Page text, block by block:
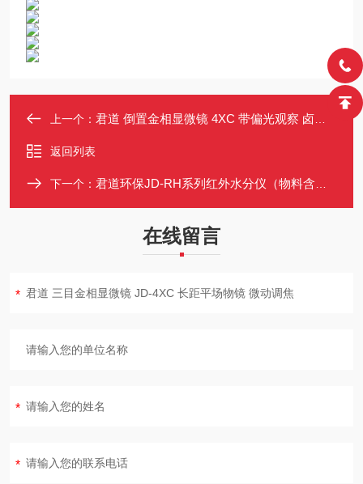
上一个： 君道 倒置金相显微镜 4XC 带偏光观察 卤素灯照明
返回列表
下一个： 君道环保JD-RH系列红外水分仪（物料含水率检测）
在线留言